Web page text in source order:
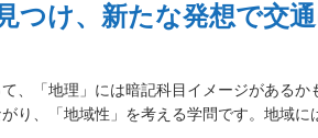
つけ、新たな発想で交
、「地理」には暗記科目イメージがあるか
り、「地域性」を考える学問です。地域